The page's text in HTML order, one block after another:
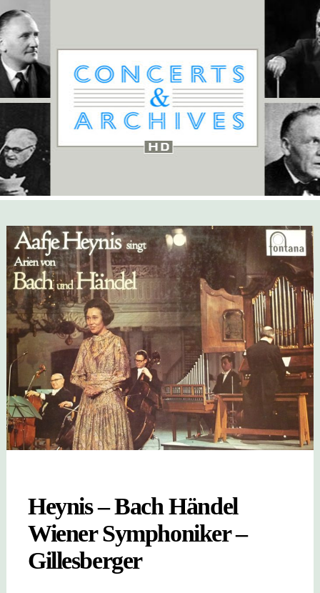
Heynis – Bach Händel
Wiener Symphoniker –
Gillesberger